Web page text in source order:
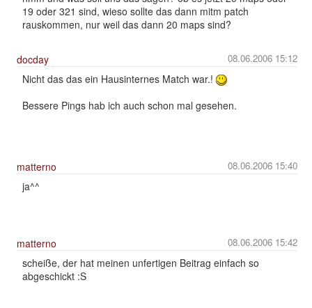
19 oder 321 sind, wieso sollte das dann mitm patch
rauskommen, nur weil das dann 20 maps sind?
08.06.2006 15:12
docday
Nicht das das ein Hausinternes Match war.!
Bessere Pings hab ich auch schon mal gesehen.
08.06.2006 15:40
matterno
ja^^
08.06.2006 15:42
matterno
scheiße, der hat meinen unfertigen Beitrag einfach so
abgeschickt :S